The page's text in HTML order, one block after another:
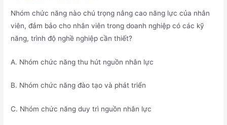
Nhóm chức năng nào chú trọng nâng cao năng lực của nhân
viên, đảm bảo cho nhân viên trong doanh nghiệp có các kỹ
năng, trình độ nghề nghiệp cần thiết?
A. Nhóm chức năng thu hút nguồn nhân lực
B. Nhóm chức năng đào tạo và phát triển
C. Nhóm chức năng duy trì nguồn nhân lực